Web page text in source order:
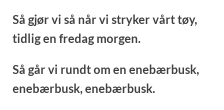
Så gjør vi så når vi stryker vårt tøy,
tidlig en fredag morgen.
Så går vi rundt om en enebærbusk,
enebærbusk,enebærbusk.